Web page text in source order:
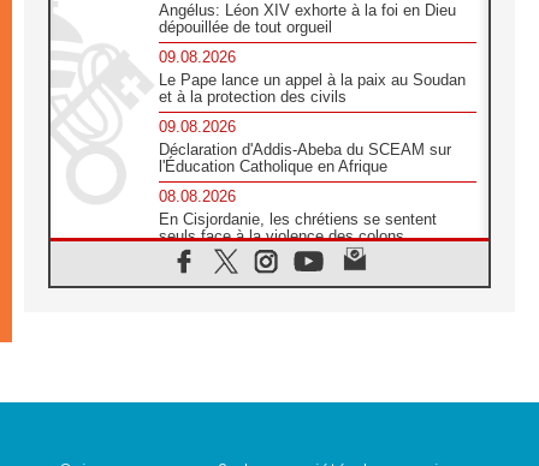
Angélus: Léon XIV exhorte à la foi en Dieu
dépouillée de tout orgueil
09.08.2026
Le Pape lance un appel à la paix au Soudan
et à la protection des civils
09.08.2026
Déclaration d'Addis-Abeba du SCEAM sur
l'Éducation Catholique en Afrique
08.08.2026
En Cisjordanie, les chrétiens se sentent
seuls face à la violence des colons
08.08.2026
Léon XIV au sanctuaire de Notre Dame du
08.08.2026